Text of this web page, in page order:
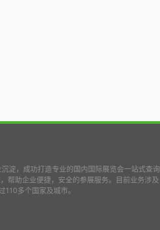
淀，成功打造专业的国内国际展览会一站式查询
帮助企业便捷，安全的参展服务。目前业务涉及
多个国家及城市。